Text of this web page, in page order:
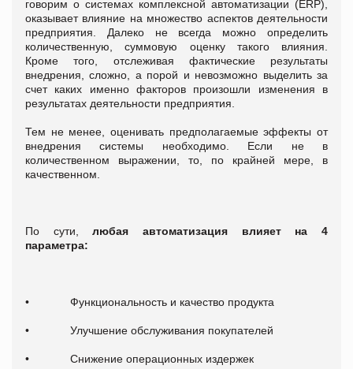
говорим о системах комплексной автоматизации (ERP),
оказывает влияние на множество аспектов деятельности
предприятия. Далеко не всегда можно определить
количественную, суммовую оценку такого влияния.
Кроме того, отслеживая фактические результаты
внедрения, сложно, а порой и невозможно выделить за
счет каких именно факторов произошли изменения в
результатах деятельности предприятия.
Тем не менее, оценивать предполагаемые эффекты от
внедрения системы необходимо. Если не в
количественном выражении, то, по крайней мере, в
качественном.
По сути,любая автоматизация влияет на 4
параметра:
• Функциональность и качество продукта
• Улучшение обслуживания покупателей
• Снижение операционных издержек